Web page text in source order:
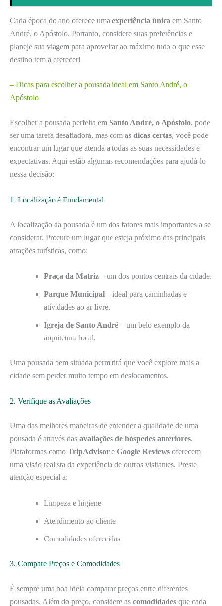
Cada época do ano oferece uma experiência única em Santo
André, o Apóstolo. Portanto, considere suas preferências e
planeje sua viagem para aproveitar ao máximo tudo o que esse
destino tem a oferecer!
– Dicas para escolher a pousada ideal em Santo André, o
Apóstolo
Escolher a pousada perfeita em Santo André, o Apóstolo, pode
ser uma tarefa desafiadora, mas com as dicas certas, você pode
encontrar um lugar que atenda a todas as suas necessidades e
expectativas. Aqui estão algumas recomendações para ajudá-lo
nessa decisão:
1. Localização é Fundamental
A localização da pousada é um dos fatores mais importantes a se
considerar. Procure um lugar que esteja próximo das principais
atrações turísticas, como:
Praça da Matriz – um dos pontos centrais da cidade.
Parque Municipal – ideal para caminhadas e
atividades ao ar livre.
Igreja de Santo André – um belo exemplo da
arquitetura local.
Uma pousada bem situada permitirá que você explore mais a
cidade sem perder muito tempo em deslocamentos.
2. Verifique as Avaliações
Uma das melhores maneiras de entender a qualidade de uma
pousada é através das avaliações de hóspedes anteriores.
Plataformas como TripAdvisor e Google Reviews oferecem
uma visão realista da experiência de outros visitantes. Preste
atenção especial a:
Limpeza e higiene
Atendimento ao cliente
Comodidades oferecidas
3. Compare Preços e Comodidades
É sempre uma boa ideia comparar preços entre diferentes
pousadas. Além do preço, considere as comodidades que cada